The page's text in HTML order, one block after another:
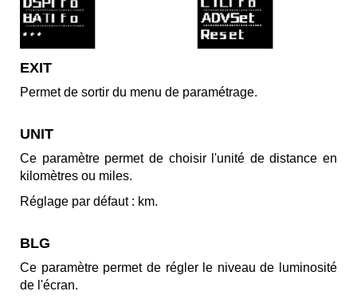
EXIT
Permet de sortir du menu de paramétrage.
UNIT
Ce paramètre permet de choisir l'unité de distance en
kilomètres ou miles.
Réglage par défaut : km.
BLG
Ce paramètre permet de régler le niveau de luminosité
de l'écran.